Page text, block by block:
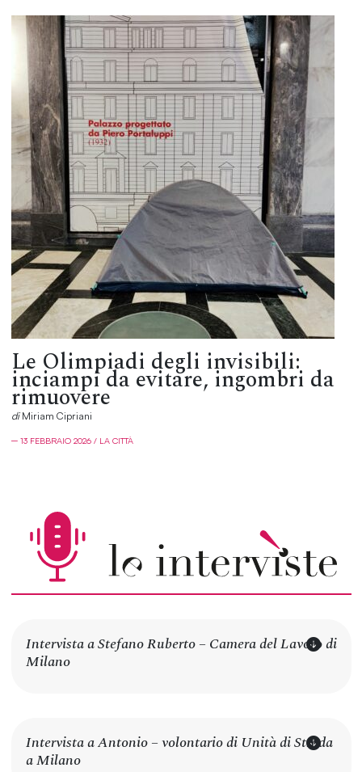
Le Olimpiadi degli invisibili:
inciampi da evitare, ingombri da
rimuovere
diMiriam Cipriani
─ 13 FEBBRAIO 2026 / LA CITTÀ
Intervista a Stefano Ruberto – Camera del Lavoro di
Milano
Intervista a Antonio – volontario di Unità di Strada
a Milano